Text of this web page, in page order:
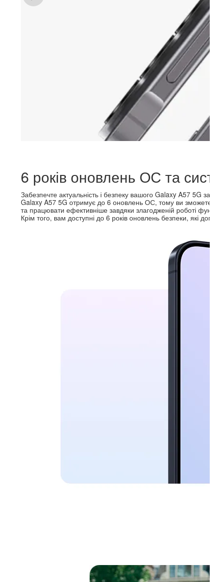
6 років оновлень ОС та
Забезпечте актуальність і безпеку вашого Galaxy A57 5G
Galaxy A57 5G отримує до 6 оновлень ОС, тому ви зможете
та працювати ефективніше завдяки злагодженій роботі
Крім того, вам доступні до 6 років оновлень безпеки, які